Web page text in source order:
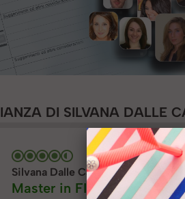
DI SILVANA DALLE
Silvana Dalle Carbonare
Master in FINANZA E